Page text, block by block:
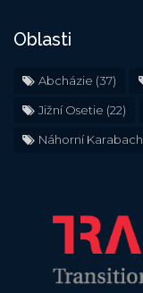
Oblasti
Abcházie (37)
Jižní Osetie (22)
Náhorní Karabach